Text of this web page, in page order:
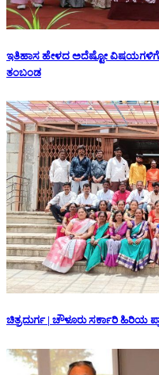
ಇತಿಹಾಸ ಹೇಳದ ಅದೆಷ್ಟೋ ವಿಷಯಗಳಿಗೆ
ತಂಬಂಡ
ಚಿತ್ರದುರ್ಗ | ಚೌಳೂರು ಸರ್ಕಾರಿ ಹಿರಿಯ